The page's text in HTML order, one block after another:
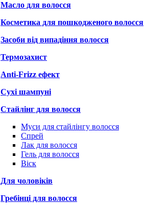
Масло для волосся
Косметика для пошкодженого волосся
Засоби від випадіння волосся
Термозахист
Anti-Frizz ефект
Сухі шампуні
Стайлінг для волосся
Муси для стайлінгу волосся
Спрей
Лак для волосся
Гель для волосся
Віск
Для чоловіків
Гребінці для волосся